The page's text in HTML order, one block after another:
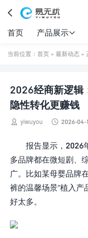

首页 产品展示
当前位置： 首页 » 最新动态 »
2026经商新逻辑
隐性转化更赚钱
 yiwuyou  2026-04-
报告显示，2026
多品牌都在微短剧、
广。比如某母婴品牌
裤的温馨场景”植入产
好太多。